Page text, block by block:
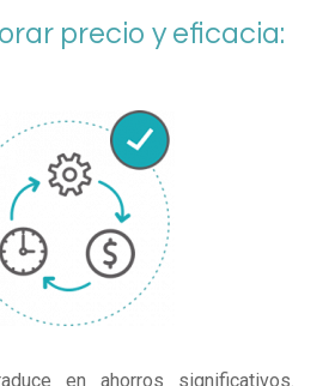
precio y eficacia:
en ahorros significativos.